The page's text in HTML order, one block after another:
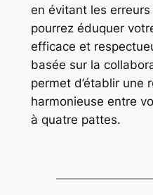
en évitant les
pourrez éduquer
efficace et
basée sur la
permet d’établir une
harmonieuse entre
à quatre pattes.